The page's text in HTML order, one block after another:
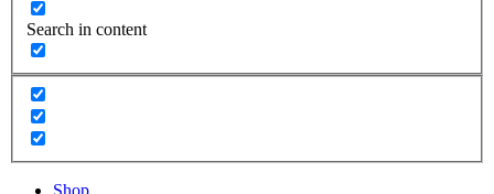
Search in content
Shop